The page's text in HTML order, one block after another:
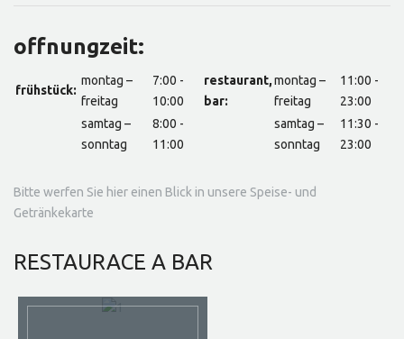
offnungzeit:
frühstück:
montag –
freitag
7:00 -
10:00
samtag –
sonntag
8:00 -
11:00
restaurant,
bar:
montag –
freitag
11:00 -
23:00
samtag –
sonntag
11:30 -
23:00
Bitte werfen Sie hier einen Blick in unsere Speise- und
Getränkekarte
RESTAURACE A BAR